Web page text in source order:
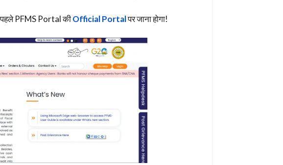
पहले PFMS Portal कीOfficial Portalपर जाना होगा!